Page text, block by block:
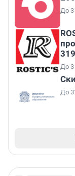
До
До
До